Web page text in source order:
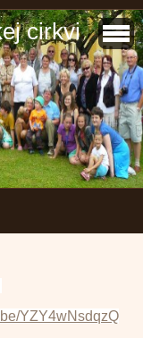
cirkvi
YZY4wNsdqzQ